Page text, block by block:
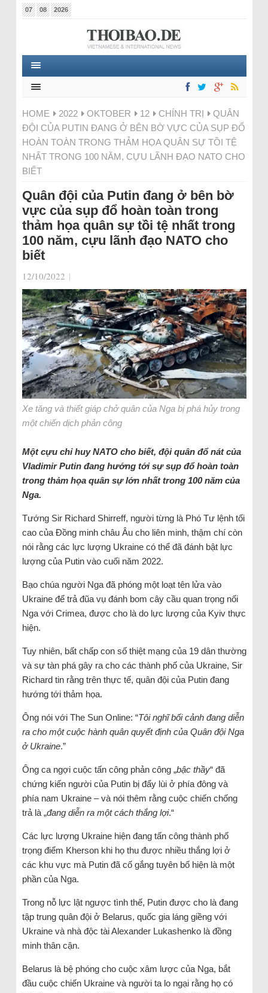
07 08 2026
HOME 2022 OKTOBER 12 CHÍNH TRỊ
QUÂN
ĐỘI CỦA PUTIN ĐANG Ở BÊN BỜ VỰC CỦA SỤP ĐỔ
HOÀN TOÀN TRONG THẢM HỌA QUÂN SỰ TỒI TỆ
NHẤT TRONG 100 NĂM, CỰU LÃNH ĐẠO NATO CHO
BIẾT
Quân đội của Putin đang ở bên bờ
vực của sụp đổ hoàn toàn trong
thảm họa quân sự tồi tệ nhất trong
100 năm, cựu lãnh đạo NATO cho
biết
12/10/2022 |
Xe tăng và thiết giáp chở quân của Nga bị phá hủy trong
một chiến dịch phản công
Một cựu chỉ huy NATO cho biết, đội quân đổ nát của
Vladimir Putin đang hướng tới sự sụp đổ hoàn toàn
trong thảm họa quân sự lớn nhất trong 100 năm của
Nga.
Tướng Sir Richard Shirreff, người từng là Phó Tư lệnh tối
cao của Đồng minh châu Âu cho liên minh, thậm chí còn
nói rằng các lực lượng Ukraine có thể đã đánh bật lực
lượng của Putin vào cuối năm 2022.
Bạo chúa người Nga đã phóng một loạt tên lửa vào
Ukraine để trả đũa vụ đánh bom cây cầu quan trọng nối
Nga với Crimea, được cho là do lực lượng của Kyiv thực
hiện.
Tuy nhiên, bất chấp con số thiệt mạng của 19 dân thường
và sự tàn phá gây ra cho các thành phố của Ukraine, Sir
Richard tin rằng trên thực tế, quân đội của Putin đang
hướng tới thảm họa.
Ông nói với The Sun Online: “Tôi nghĩ bối cảnh đang diễn
ra cho một cuộc hành quân quyết định của Quân đội Nga
ở Ukraine.”
Ông ca ngợi cuộc tấn công phản công „bậc thầy“ đã
chứng kiến ​​người của Putin bị đẩy lùi ở phía đông và
phía nam Ukraine – và nói thêm rằng cuộc chiến chống
trả là „đang diễn ra một cách thắng lợi.“
Các lực lượng Ukraine hiện đang tấn công thành phố
trọng điểm Kherson khi họ thu được nhiều thắng lợi ở
các khu vực mà Putin đã cố gắng tuyên bố hiện là một
phần của Nga.
Trong nỗ lực lật ngược tình thế, Putin được cho là đang
tập trung quân đội ở Belarus, quốc gia láng giềng với
Ukraine và nhà độc tài Alexander Lukashenko là đồng
minh thân cận.
Belarus là bệ phóng cho cuộc xâm lược của Nga, bắt
đầu cuộc chiến Ukraine và người ta lo ngại rằng họ có